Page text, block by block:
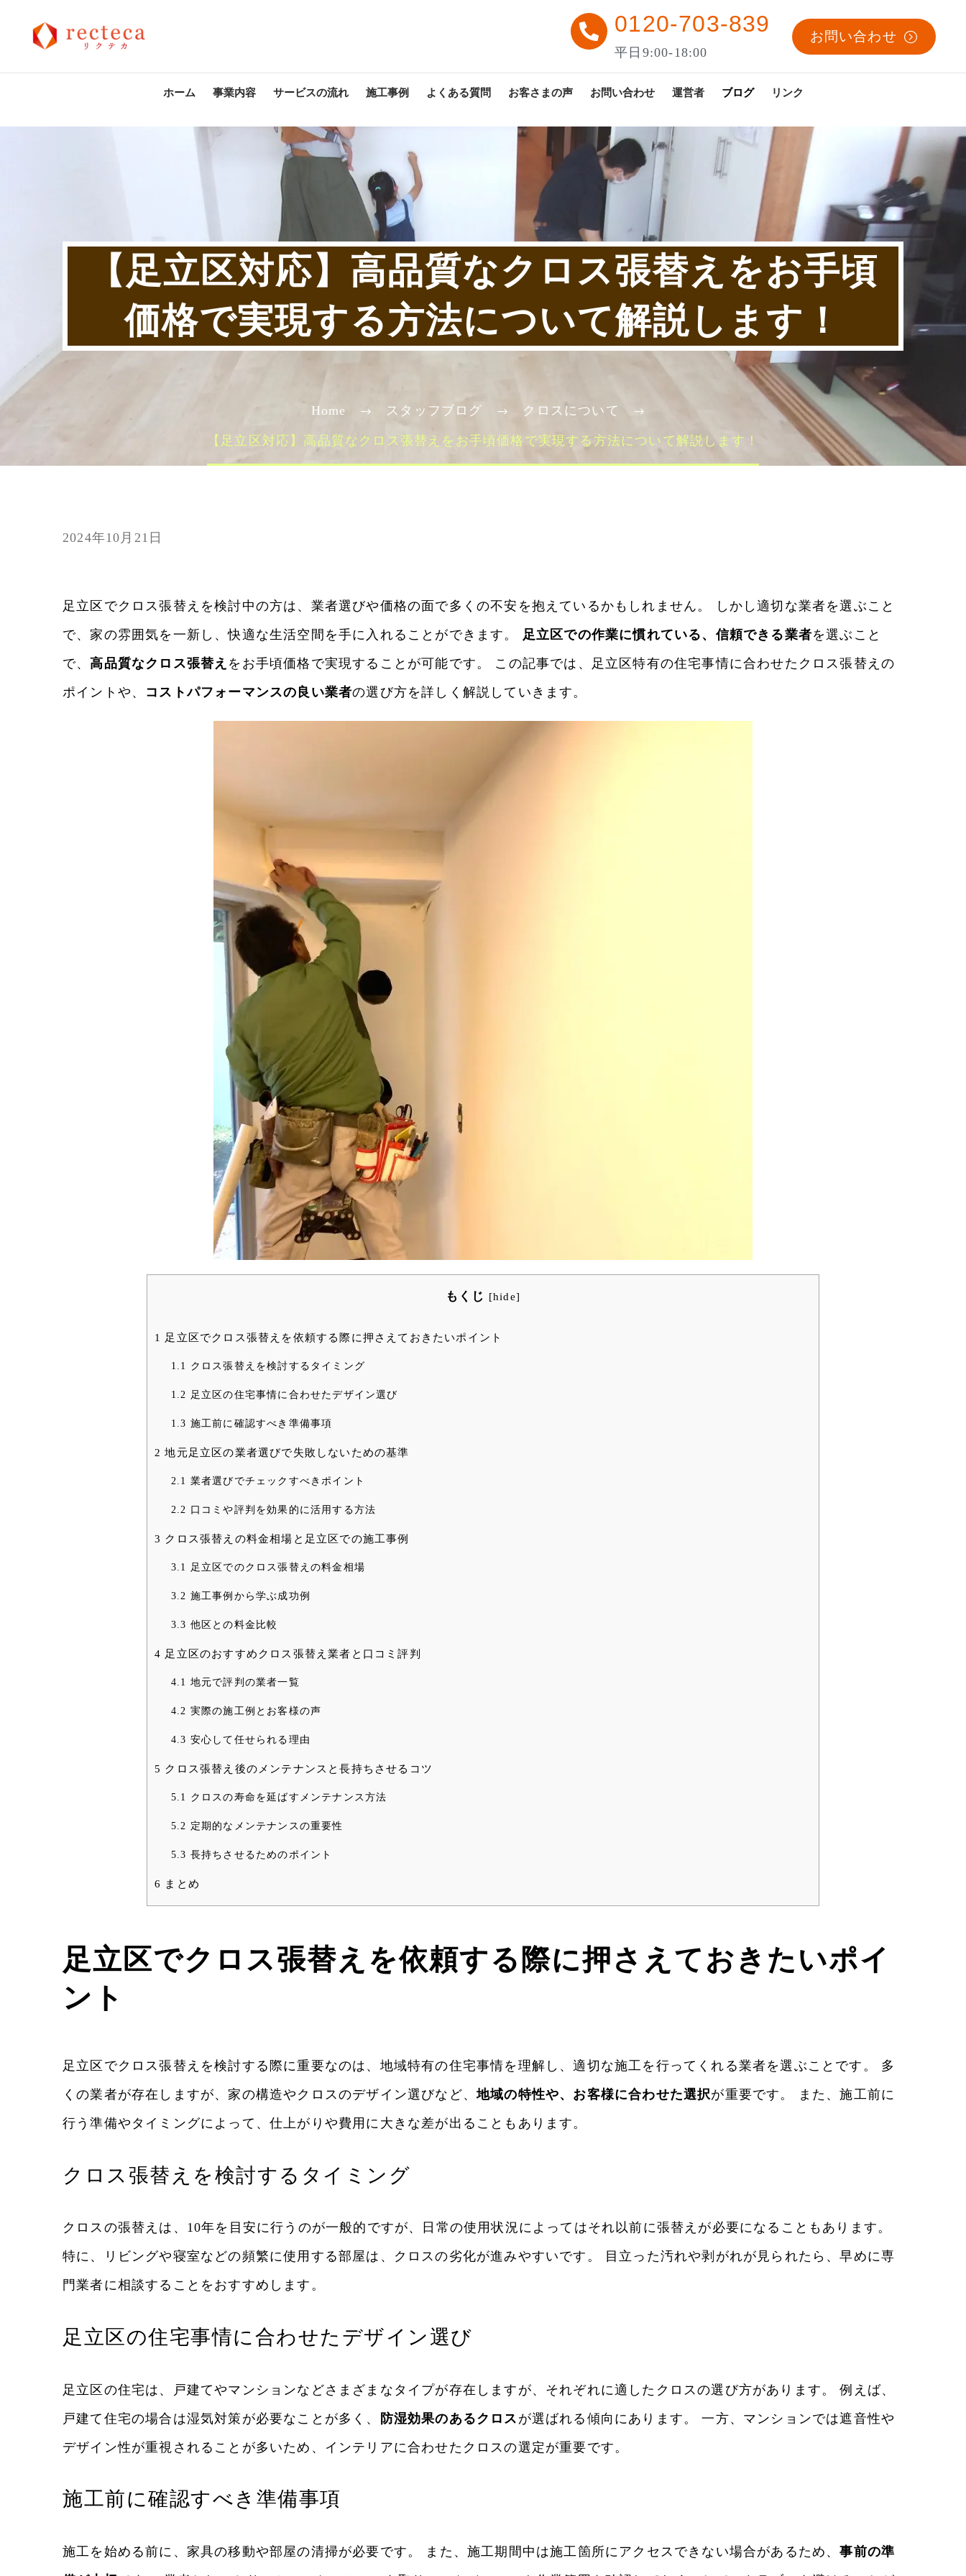
0120-703-839
平日9:00-18:00
お問い合わせ
ホーム 事業内容 サービスの流れ 施工事例 よくある質問 お客さまの声 お問い合わせ 運営者 ブログ リンク
【足立区対応】高品質なクロス張替えをお手頃
価格で実現する方法について解説します！
Home スタッフブログ クロスについて
【足立区対応】高品質なクロス張替えをお手頃価格で実現する方法について解説します！
2024年10月21日
足立区でクロス張替えを検討中の方は、業者選びや価格の面で多くの不安を抱えているかもしれません。 しかし適切な業者を選ぶこと
で、家の雰囲気を一新し、快適な生活空間を手に入れることができます。 足立区での作業に慣れている、信頼できる業者を選ぶこと
で、高品質なクロス張替え をお手頃価格で実現することが可能です。 この記事では、足立区特有の住宅事情に合わせたクロス張替えの
ポイントや、 コストパフォーマンスの良い業者の選び方を詳しく解説していきます。
もくじ [hide]
1 足立区でクロス張替えを依頼する際に押さえておきたいポイント
1.1 クロス張替えを検討するタイミング
1.2 足立区の住宅事情に合わせたデザイン選び
1.3 施工前に確認すべき準備事項
2 地元足立区の業者選びで失敗しないための基準
2.1 業者選びでチェックすべきポイント
2.2 口コミや評判を効果的に活用する方法
3 クロス張替えの料金相場と足立区での施工事例
3.1 足立区でのクロス張替えの料金相場
3.2 施工事例から学ぶ成功例
3.3 他区との料金比較
4 足立区のおすすめクロス張替え業者と口コミ評判
4.1 地元で評判の業者一覧
4.2 実際の施工例とお客様の声
4.3 安心して任せられる理由
5 クロス張替え後のメンテナンスと長持ちさせるコツ
5.1 クロスの寿命を延ばすメンテナンス方法
5.2 定期的なメンテナンスの重要性
5.3 長持ちさせるためのポイント
6 まとめ
足立区でクロス張替えを依頼する際に押さえておきたいポイ
ント
足立区でクロス張替えを検討する際に重要なのは、地域特有の住宅事情を理解し、適切な施工を行ってくれる業者を選ぶことです。 多
くの業者が存在しますが、家の構造やクロスのデザイン選びなど、地域の特性や、お客様に合わせた選択が重要です。 また、施工前に
行う準備やタイミングによって、仕上がりや費用に大きな差が出ることもあります。
クロス張替えを検討するタイミング
クロスの張替えは、10年を目安に行うのが一般的ですが、日常の使用状況によってはそれ以前に張替えが必要になることもあります。
特に、リビングや寝室などの頻繁に使用する部屋は、クロスの劣化が進みやすいです。 目立った汚れや剥がれが見られたら、早めに専
門業者に相談することをおすすめします。
足立区の住宅事情に合わせたデザイン選び
足立区の住宅は、戸建てやマンションなどさまざまなタイプが存在しますが、それぞれに適したクロスの選び方があります。 例えば、
戸建て住宅の場合は湿気対策が必要なことが多く、
防湿効果のあるクロス が選ばれる傾向にあります。 一方、マンションでは遮音性や
デザイン性が重視されることが多いため、インテリアに合わせたクロスの選定が重要です。
施工前に確認すべき準備事項
施工を始める前に、家具の移動や部屋の清掃が必要です。 また、施工期間中は施工箇所にアクセスできない場合があるため、事前の準